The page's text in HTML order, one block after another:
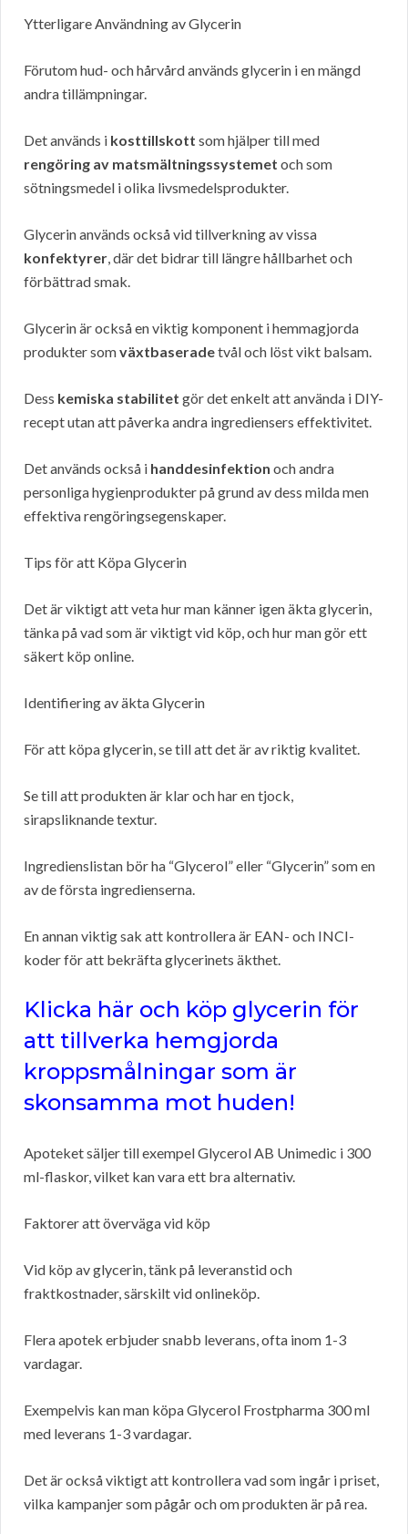
Ytterligare Användning av Glycerin
Förutom hud- och hårvård används glycerin i en mängd
andra tillämpningar.
Det används i kosttillskott som hjälper till med
rengöring av matsmältningssystemet och som
sötningsmedel i olika livsmedelsprodukter.
Glycerin används också vid tillverkning av vissa
konfektyrer , där det bidrar till längre hållbarhet och
förbättrad smak.
Glycerin är också en viktig komponent i hemmagjorda
produkter somväxtbaseradetvål och löst vikt balsam.
Dess kemiska stabilitet gör det enkelt att använda i DIY-
recept utan att påverka andra ingrediensers effektivitet.
Det används också i handdesinfektion och andra
personliga hygienprodukter på grund av dess milda men
effektiva rengöringsegenskaper.
Tips för att Köpa Glycerin
Det är viktigt att veta hur man känner igen äkta glycerin,
tänka på vad som är viktigt vid köp, och hur man gör ett
säkert köp online.
Identifiering av äkta Glycerin
För att köpa glycerin, se till att det är av riktig kvalitet.
Se till att produkten är klar och har en tjock,
sirapsliknande textur.
Ingredienslistan bör ha “Glycerol” eller “Glycerin” som en
av de första ingredienserna.
En annan viktig sak att kontrollera är EAN- och INCI-
koder för att bekräfta glycerinets äkthet.
Klicka här och köp glycerin för
att tillverka hemgjorda
kroppsmålningar som är
skonsamma mot huden!
Apoteket säljer till exempel Glycerol AB Unimedic i 300
ml-flaskor, vilket kan vara ett bra alternativ.
Faktorer att överväga vid köp
Vid köp av glycerin, tänk på leveranstid och
fraktkostnader, särskilt vid onlineköp.
Flera apotek erbjuder snabb leverans, ofta inom 1-3
vardagar.
Exempelvis kan man köpa Glycerol Frostpharma 300 ml
med leverans 1-3 vardagar.
Det är också viktigt att kontrollera vad som ingår i priset,
vilka kampanjer som pågår och om produkten är på rea.